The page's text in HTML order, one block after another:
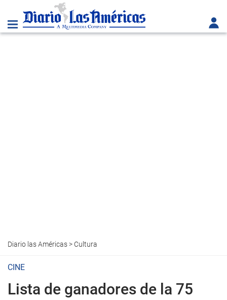
Diario las Américas> Cultura
CINE
Lista de ganadores de la 75